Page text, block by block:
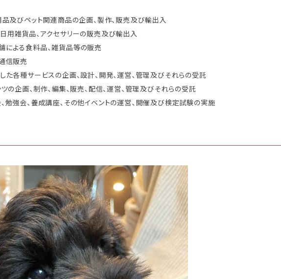
品及びペット関連商品の企画、製作、販売及び輸出入
日用雑貨品、アクセサリーの販売及び輸出入
による食料品、雑貨品等の販売
信販売
た各種サービスの企画、設計、開発、運営、管理及びそれらの受託
ツの企画、制作、編集、販売、配信、運営、管理及びそれらの受託
、勉強会、養成講座、その他イベントの運営、開催及び検定試験の実施